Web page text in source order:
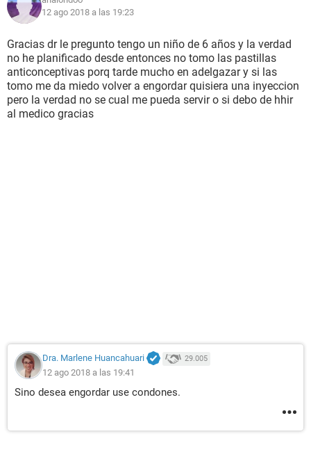
12 ago 2018 a las 19:23
Gracias dr le pregunto tengo un niño de 6 años y la verdad
no he planificado desde entonces no tomo las pastillas
anticonceptivas porq tarde mucho en adelgazar y si las
tomo me da miedo volver a engordar quisiera una inyeccion
pero la verdad no se cual me pueda servir o si debo de hhir
al medico gracias
Dra. Marlene Huancahuari 29.005
12 ago 2018 a las 19:41
Sino desea engordar use condones.